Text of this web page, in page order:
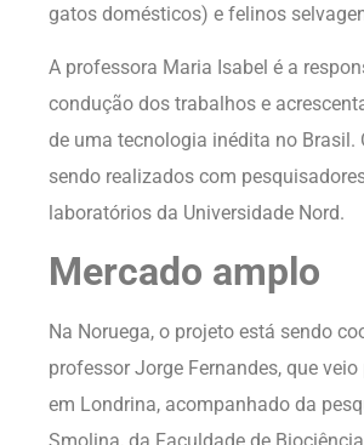
gatos domésticos) e felinos
A professora Maria Isabel é a
condução dos trabalhos e
de uma tecnologia inédita no Brasil.
sendo realizados com
laboratórios da Universidade Nord.
Mercado amplo
Na Noruega, o projeto está sendo
professor Jorge Fernandes, que
em Londrina, acompanhado da